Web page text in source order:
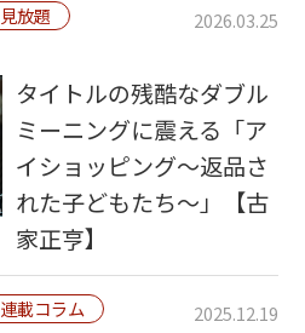
見放題
2026.03.25
タイトルの残酷なダブル
ミーニングに震える「ア
イショッピング～返品さ
れた子どもたち～」【古
家正亨】
連載コラム 2025.12.19